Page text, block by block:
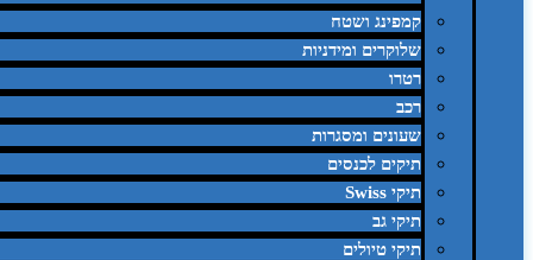
קמפינג ושטח
שלוקרים ומידניות
רטרו
רכב
שעונים ומסגרות
תיקים לכנסים
תיקי Swiss
תיקי גב
תיקי טיולים